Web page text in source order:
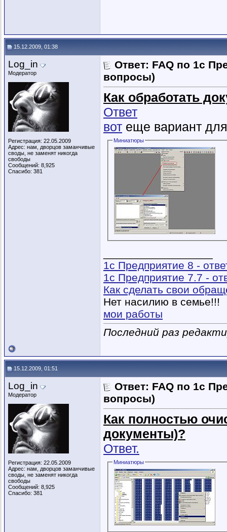
15.12.2009, 01:38
Log_in
Модератор
Регистрация: 22.05.2009
Адрес: нам, дворцов заманчивые
своды, не заменят никогда
свободы
Сообщений: 8,925
Спасибо: 381
Ответ: FAQ по 1с
вопросы)
Как обработать
Ответ
вот еще вариант
Миниатюры
1с Предприятие 8 -
1с Предприятие 7.7 -
Как сделать свои
Нет насилию в семье!!!
мои работы
Последний раз
15.12.2009, 01:51
Log_in
Модератор
Регистрация: 22.05.2009
Адрес: нам, дворцов заманчивые
своды, не заменят никогда
свободы
Сообщений: 8,925
Спасибо: 381
Ответ: FAQ по 1с
вопросы)
Как полностью
документы)?
Ответ.
Миниатюры